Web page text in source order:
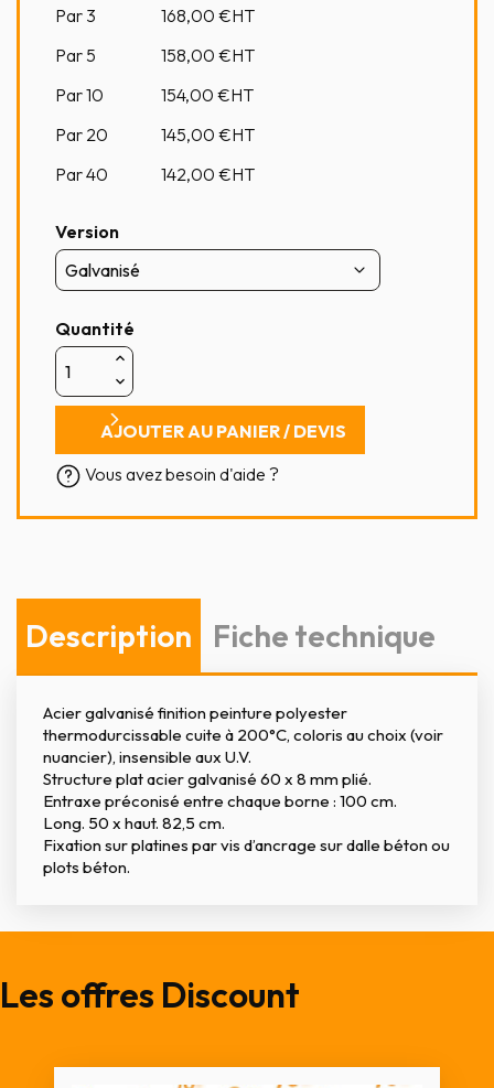
Par 3
168,00 €HT
Par 5
158,00 €HT
Par 10
154,00 €HT
Par 20
145,00 €HT
Par 40
142,00 €HT
Version
Quantité
AJOUTER AU PANIER / DEVIS
Vous avez besoin d'aide ?
Description Fiche technique
Acier galvanisé finition peinture polyester
thermodurcissable cuite à 200°C, coloris au choix (voir
nuancier), insensible aux U.V.
Structure plat acier galvanisé 60 x 8 mm plié.
Entraxe préconisé entre chaque borne : 100 cm.
Long. 50 x haut. 82,5 cm.
Fixation sur platines par vis d’ancrage sur dalle béton ou
plots béton.
Les offres Discount